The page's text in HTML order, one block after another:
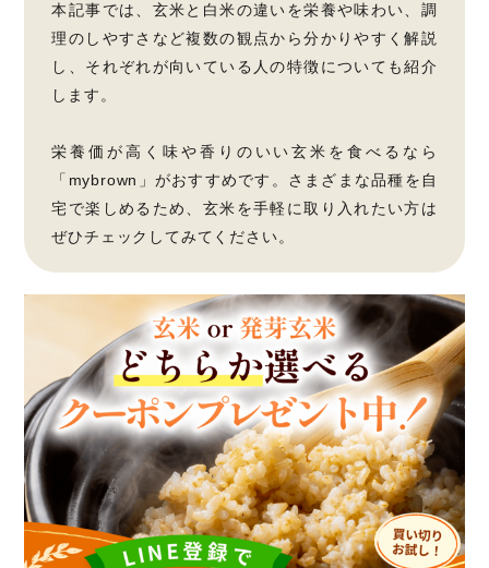
本記事では、玄米と白米の違いを栄養や味わい、調
理のしやすさなど複数の観点から分かりやすく解説
し、それぞれが向いている人の特徴についても紹介
します。
栄養価が高く味や香りのいい玄米を食べるなら
「mybrown」がおすすめです。さまざまな品種を自
宅で楽しめるため、玄米を手軽に取り入れたい方は
ぜひチェックしてみてください。